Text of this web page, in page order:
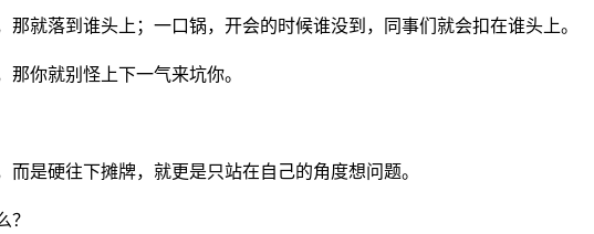
就落到谁头上；一口锅，开会的时候谁没到，同事们就会扣在谁头上。
你就别怪上下一气来坑你。
是硬往下摊牌，就更是只站在自己的角度想问题。